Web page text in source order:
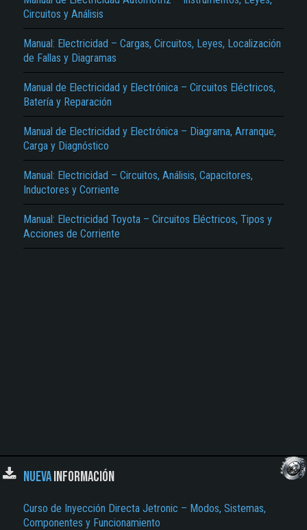
Circuitos y Análisis
Manual: Electricidad – Cargas, Circuitos, Leyes, Localización
de Fallas y Diagramas
Manual de Electricidad y Electrónica – Circuitos Eléctricos,
Batería y Reparación
Manual de Electricidad y Electrónica – Diagrama, Arranque,
Carga y Diagnóstico
Manual: Electricidad – Circuitos, Análisis, Capacitores,
Inductores y Corriente
Manual: Electricidad Toyota – Circuitos Eléctricos, Tipos y
Acciones de Corriente
NUEVAINFORMACIÓN
Curso de Inyección Directa Jetronic – Modos, Sistemas,
Componentes y Funcionamiento
Texto o Imagen de portada son erróneos.
No carga o no se visualiza el contenido.
Reportar otro tipo de error...